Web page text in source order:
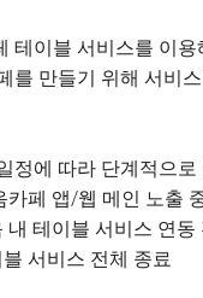
테이블 서비스를 이
를 만들기 위해 서비
정에 따라 단계적으로
카페 앱/웹 메인 노출
내 테이블 서비스 연동
블 서비스 전체 종료